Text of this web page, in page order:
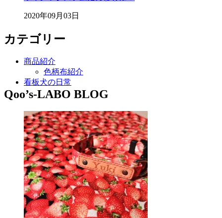
2020年09月03日
カテゴリー
商品紹介
色柄布紹介
看板犬の日常
Qoo’s-LABO BLOG